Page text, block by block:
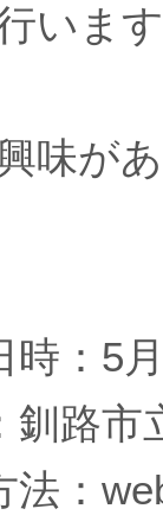
いま
味が
時：5
釧路
法：